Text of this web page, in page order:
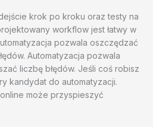
krok po kroku oraz testy na
workflow jest łatwy w
pozwala oszczędzać
Automatyzacja pozwala
liczbę błędów. Jeśli coś robisz
kandydat do automatyzacji.
może przyspieszyć